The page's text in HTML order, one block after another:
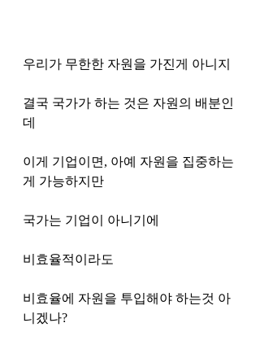
우리가 무한한 자원을 가진게 아니지
결국 국가가 하는 것은 자원의 배분인
데
이게 기업이면, 아예 자원을 집중하는
게 가능하지만
국가는 기업이 아니기에
비효율적이라도
비효율에 자원을 투입해야 하는것 아
니겠나?